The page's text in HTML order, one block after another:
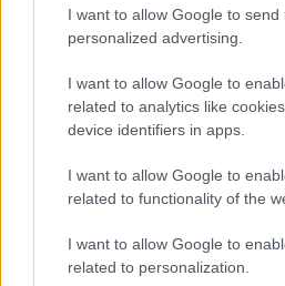
I want to allow Google to send
personalized advertising.
I want to allow Google to
related to analytics like
device identifiers in apps.
I want to allow Google to
related to functionality of the
I want to allow Google to
related to personalization.
működésében még csak
AI-alapú megoldások, de
feltartóztathatatlan. A
megjelenése azonban
tényező a meglehetősen
irodabérleti piacon.
hogy az irodai/otthoni
irányba billen el, de